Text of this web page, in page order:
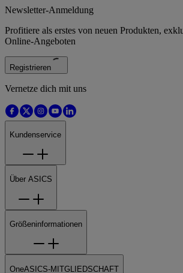
Newsletter-Anmeldung
Profitiere als erstes von neuen Produkten,
Online-Angeboten
Registrieren
Vernetze dich mit uns
Kundenservice
Über ASICS
Größeninformationen
OneASICS-MITGLIEDSCHAFT